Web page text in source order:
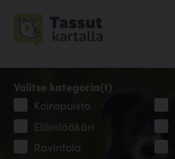
Valitse kategoria(t)
Koirapuisto
Eläinlääkäri
Ravintola